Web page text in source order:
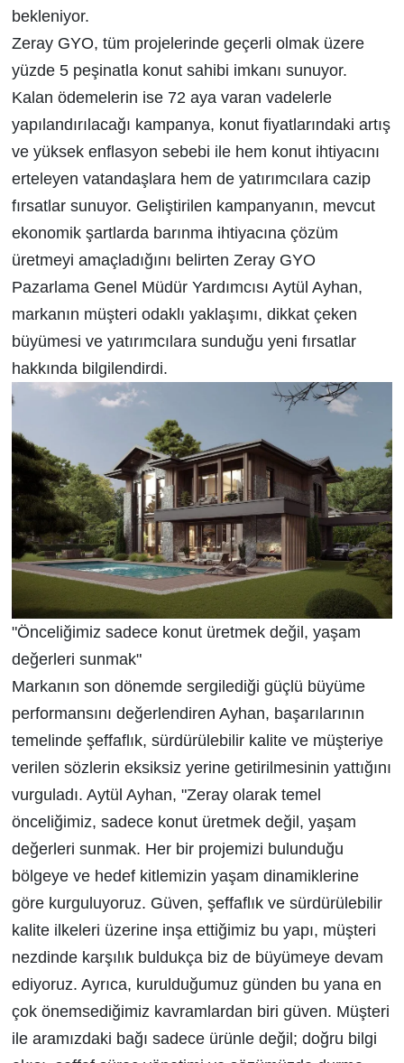
bekleniyor.
Zeray GYO, tüm projelerinde geçerli olmak üzere
yüzde 5 peşinatla konut sahibi imkanı sunuyor.
Kalan ödemelerin ise 72 aya varan vadelerle
yapılandırılacağı kampanya, konut fiyatlarındaki artış
ve yüksek enflasyon sebebi ile hem konut ihtiyacını
erteleyen vatandaşlara hem de yatırımcılara cazip
fırsatlar sunuyor. Geliştirilen kampanyanın, mevcut
ekonomik şartlarda barınma ihtiyacına çözüm
üretmeyi amaçladığını belirten Zeray GYO
Pazarlama Genel Müdür Yardımcısı Aytül Ayhan,
markanın müşteri odaklı yaklaşımı, dikkat çeken
büyümesi ve yatırımcılara sunduğu yeni fırsatlar
hakkında bilgilendirdi.
"Önceliğimiz sadece konut üretmek değil, yaşam
değerleri sunmak"
Markanın son dönemde sergilediği güçlü büyüme
performansını değerlendiren Ayhan, başarılarının
temelinde şeffaflık, sürdürülebilir kalite ve müşteriye
verilen sözlerin eksiksiz yerine getirilmesinin yattığını
vurguladı. Aytül Ayhan, "Zeray olarak temel
önceliğimiz, sadece konut üretmek değil, yaşam
değerleri sunmak. Her bir projemizi bulunduğu
bölgeye ve hedef kitlemizin yaşam dinamiklerine
göre kurguluyoruz. Güven, şeffaflık ve sürdürülebilir
kalite ilkeleri üzerine inşa ettiğimiz bu yapı, müşteri
nezdinde karşılık buldukça biz de büyümeye devam
ediyoruz. Ayrıca, kurulduğumuz günden bu yana en
çok önemsediğimiz kavramlardan biri güven. Müşteri
ile aramızdaki bağı sadece ürünle değil; doğru bilgi